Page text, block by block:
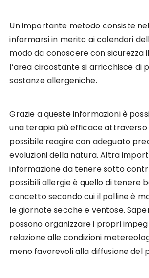
Un importante metodo consiste
informarsi in merito ai calendari
modo da conoscere con sicurezza
l’area circostante si arricchisce di
sostanze allergeniche.
Grazie a queste informazioni è
una terapia più efficace attraverso
possibile reagire con adeguato
evoluzioni della natura. Altra
informazione da tenere sotto
possibili allergie è quello di tenere
concetto secondo cui il polline è
le giornate secche e ventose.
possono organizzare i propri
relazione alle condizioni
meno favorevoli alla diffusione del